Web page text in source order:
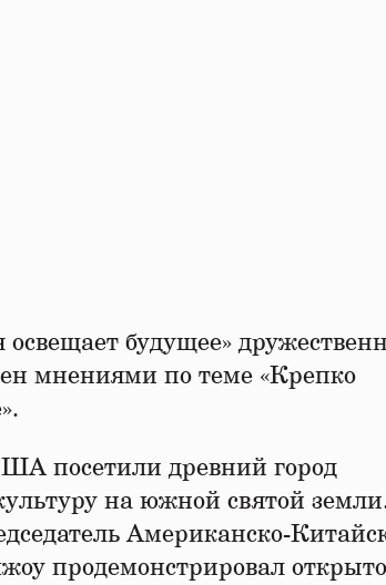
освещает будущее»
мнениями по теме «Крепко
посетили древний город
на южной святой
Американско-
продемонстрировал